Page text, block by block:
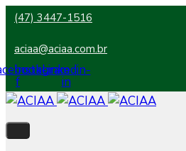
(47) 3447-1516
aciaa@aciaa.com.br
f
Instagram
Linkedin-
in